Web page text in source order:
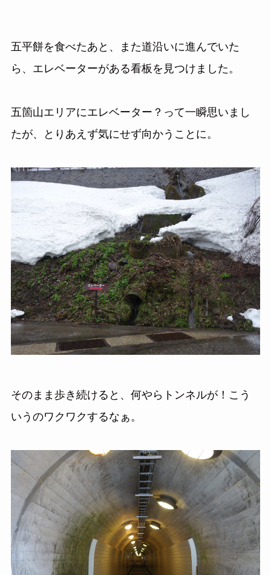
五平餅を食べたあと、また道沿いに進んでいた
ら、エレベーターがある看板を見つけました。
五箇山エリアにエレベーター？って一瞬思いまし
たが、とりあえず気にせず向かうことに。
そのまま歩き続けると、何やらトンネルが！こう
いうのワクワクするなぁ。